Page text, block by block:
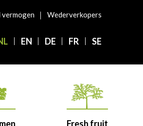
vermogen Wederverkopers
EN DE FR SE
Fresh fruit